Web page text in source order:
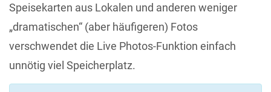
Speisekarten aus Lokalen und anderen weniger
„dramatischen“ (aber häufigeren) Fotos
verschwendet die Live Photos-Funktion einfach
unnötig viel Speicherplatz.